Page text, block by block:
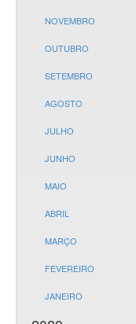
NOVEMBRO
OUTUBRO
SETEMBRO
AGOSTO
JULHO
JUNHO
MAIO
ABRIL
MARÇO
FEVEREIRO
JANEIRO